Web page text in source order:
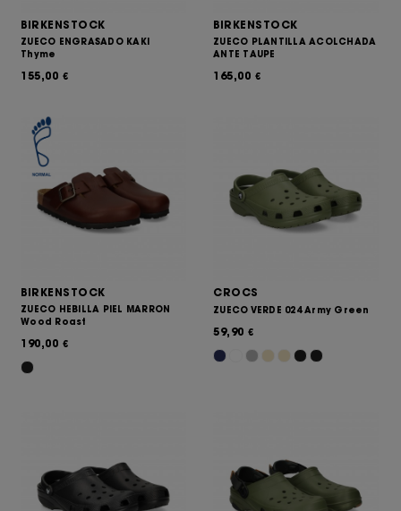
BIRKENSTOCK
ZUECO ENGRASADO KAKI
Thyme
155,00 €
BIRKENSTOCK
ZUECO PLANTILLA ACOLCHADA
ANTE TAUPE
165,00 €
BIRKENSTOCK
ZUECO HEBILLA PIEL MARRON
Wood Roast
190,00 €
CROCS
ZUECO VERDE 024 Army Green
59,90 €